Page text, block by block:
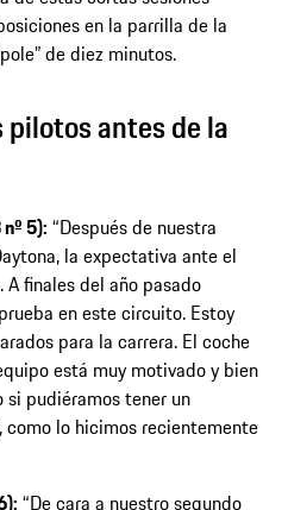
en la parrilla de la
de diez minutos.
antes de la
5): “Después de nuestra
la expectativa ante el
finales del año pasado
en este circuito. Estoy
para la carrera. El coche
está muy motivado y bien
pudiéramos tener un
como lo hicimos recientemente
“De cara a nuestro segundo